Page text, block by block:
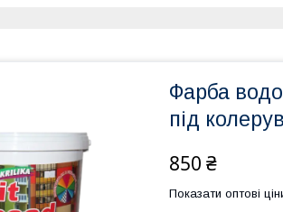
Фарба
під
850 ₴
Показати оптові